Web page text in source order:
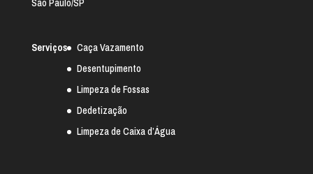
São Paulo/SP
Serviços
Caça Vazamento
Desentupimento
Limpeza de Fossas
Dedetização
Limpeza de Caixa d’Água